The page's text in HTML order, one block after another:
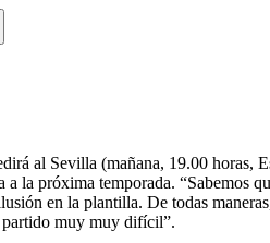
al Sevilla (mañana, 19.00 horas,
la próxima temporada. “Sabemos
en la plantilla. De todas
partido muy muy difícil”.